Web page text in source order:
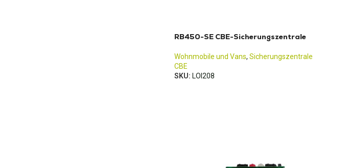
RB450-SE CBE-Sicherungszentrale
Wohnmobile und Vans, Sicherungszentrale
CBE
SKU: LOI208